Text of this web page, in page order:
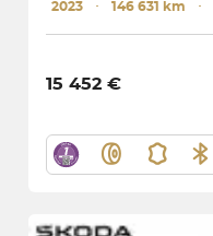
2023 ･ 146 631 km ･
15 452 €